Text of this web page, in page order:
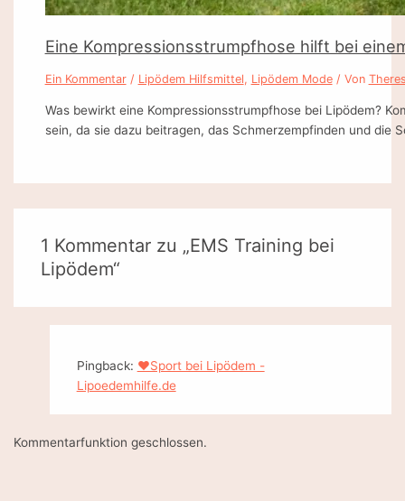
Eine Kompressionsstrumpfhose hilft bei
Ein Kommentar / Lipödem Hilfsmittel, Lipödem Mode/ Von
Was bewirkt eine Kompressionsstrumpfhose bei Lipödem?
sein, da sie dazu beitragen, das Schmerzempfinden und die
1 Kommentar zu „EMS Training bei
Lipödem“
Pingback: ❤️Sport bei Lipödem -
Lipoedemhilfe.de
Kommentarfunktion geschlossen.